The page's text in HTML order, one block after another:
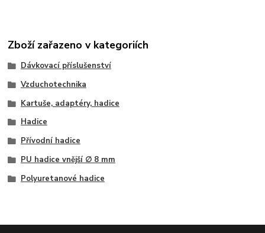
Zboží zařazeno v kategoriích
Dávkovací příslušenství
Vzduchotechnika
Kartuše, adaptéry, hadice
Hadice
Přívodní hadice
PU hadice vnější ∅ 8 mm
Polyuretanové hadice